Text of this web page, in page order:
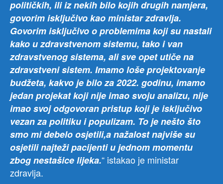
političkih, ili iz nekih bilo kojih drugih namjera,
govorim isključivo kao ministar zdravlja.
Govorim isključivo o problemima koji su nastali
kako u zdravstvenom sistemu, tako i van
zdravstvenog sistema, ali sve opet utiče na
zdravstveni sistem. Imamo loše projektovanje
budžeta, kakvo je bilo za 2022. godinu, imamo
jedan projekat koji nije imao svoju analizu, nije
imao svoj odgovoran pristup koji je isključivo
vezan za politiku i populizam. To je nešto što
smo mi debelo osjetili,a nažalost najviše su
osjetili najteži pacijenti u jednom momentu
zbog nestašice lijeka.“ istakao je ministar
zdravlja.